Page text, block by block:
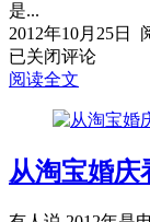
是...
2012年10月25日
已关闭评论
阅读全文
从淘宝婚庆